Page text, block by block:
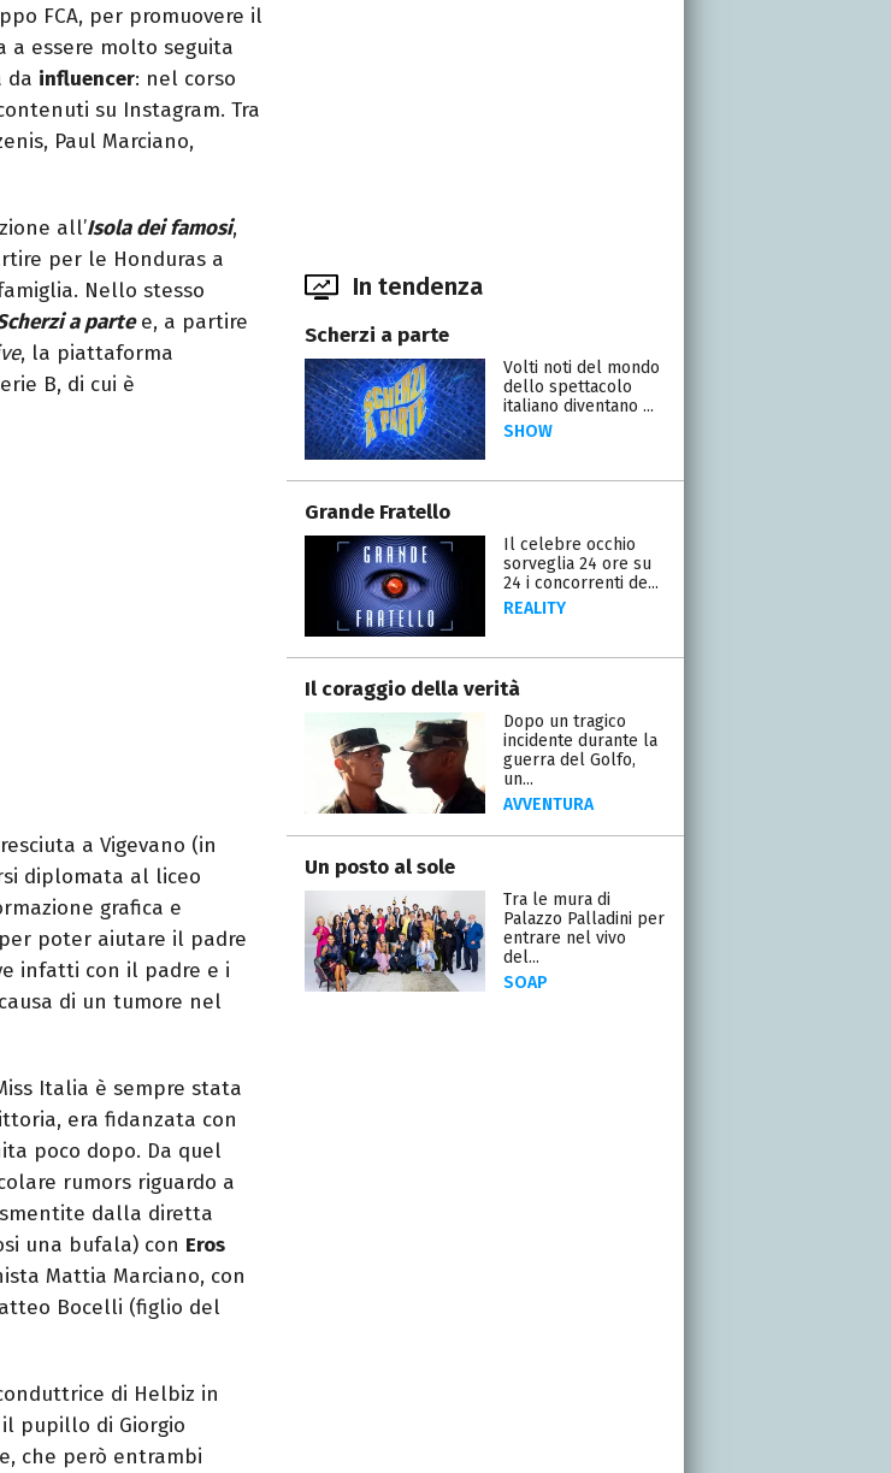
FCA, per promuovere il
a essere molto seguita
da influencer: nel corso
su Instagram. Tra
Paul Marciano,
all’Isola dei famosi,
per le Honduras a
Nello stesso
a partee, a partire
, la piattaforma
B, di cui è
a Vigevano (in
diplomata al liceo
grafica e
poter aiutare il padre
infatti con il padre e i
di un tumore nel
Italia è sempre stata
era fidanzata con
poco dopo. Da quel
rumors riguardo a
dalla diretta
una bufala) con Eros
Mattia Marciano, con
Bocelli (figlio del
di Helbiz in
pupillo di Giorgio
che però entrambi
In tendenza
Scherzi a parte
Volti noti del mondo
dello spettacolo
italiano diventano ...
SHOW
Grande Fratello
Il celebre occhio
sorveglia 24 ore su
24 i concorrenti de...
REALITY
Il coraggio della verità
Dopo un tragico
incidente durante la
guerra del Golfo,
un...
AVVENTURA
Un posto al sole
Tra le mura di
Palazzo Palladini per
entrare nel vivo
del...
SOAP